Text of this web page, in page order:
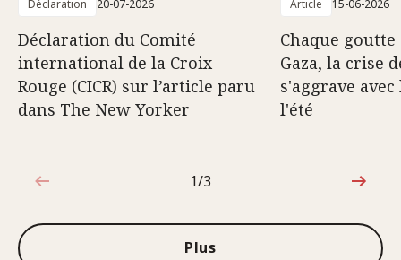
Déclaration 20-07-2026
Déclaration du Comité
international de la Croix-
Rouge (CICR) sur l’article paru
dans The New Yorker
Article 15-06-2026
Chaque goutte
Gaza, la crise
s'aggrave
l'été
1sur3
1/3
Plus